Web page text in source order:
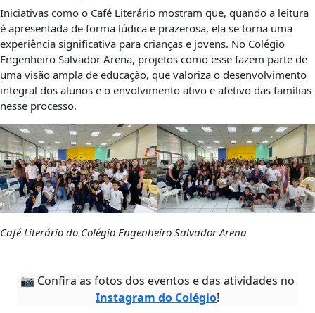
Iniciativas como o Café Literário mostram que, quando a leitura
é apresentada de forma lúdica e prazerosa, ela se torna uma
experiência significativa para crianças e jovens. No Colégio
Engenheiro Salvador Arena, projetos como esse fazem parte de
uma visão ampla de educação, que valoriza o desenvolvimento
integral dos alunos e o envolvimento ativo e afetivo das famílias
nesse processo.
Café Literário do Colégio Engenheiro Salvador Arena
📷 Confira as fotos dos eventos e das atividades no
Instagram do Colégio!